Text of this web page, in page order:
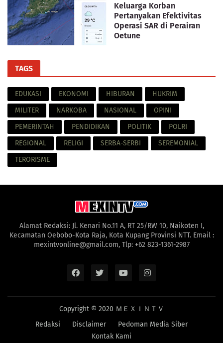
Keluarga Korban
Pertanyakan Efektivitas
Operasi SAR di Perairan
Oetune
TAGS
EDUKASI EKONOMI HIBURAN
HUKRIM
MILITER
NARKOBA NASIONAL
OPINI
PEMERINTAH
PENDIDIKAN POLITIK
POLRI
REGIONAL
RELIGI SERBA-SERBI
SEREMONIAL
TERORISME
Alamat Redaksi: Jl. Kenari No.11 A, RT 25/RW 10, Naikoten I,
Kecamatan Oebobo-Kota Raja, Kota Kupang Provinsi NTT. Email :
mexintvonline@gmail.com, Tlp: +62 823-1361-2987
Copyright © 2020 ＭＥＸＩＮＴＶ
Redaksi
Disclaimer
Pedoman Media Siber
Kontak Kami